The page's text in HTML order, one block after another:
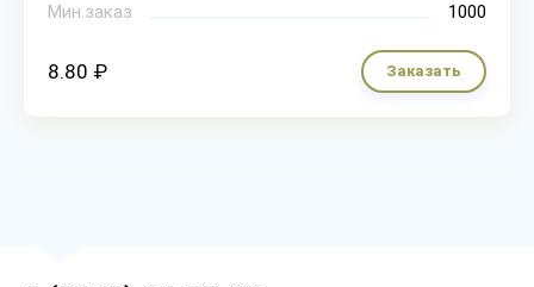
Мин.заказ
1000
8.80 ₽ Заказать